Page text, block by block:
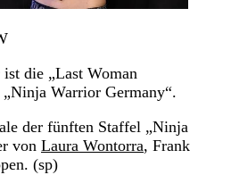
die „Last Woman
Warrior Germany“.
der fünften Staffel „Ninja
von Laura Wontorra, Frank
(sp)